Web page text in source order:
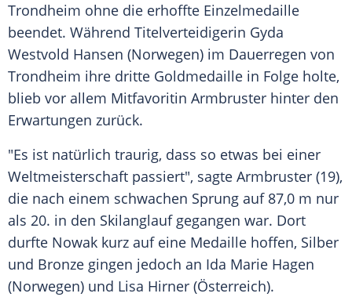
Trondheim ohne die erhoffte Einzelmedaille
beendet. Während Titelverteidigerin Gyda
Westvold Hansen (Norwegen) im Dauerregen von
Trondheim ihre dritte Goldmedaille in Folge holte,
blieb vor allem Mitfavoritin Armbruster hinter den
Erwartungen zurück.
"Es ist natürlich traurig, dass so etwas bei einer
Weltmeisterschaft passiert", sagte Armbruster (19),
die nach einem schwachen Sprung auf 87,0 m nur
als 20. in den Skilanglaufgegangen war. Dort
durfte Nowak kurz auf eine Medaille hoffen, Silber
und Bronze gingen jedoch an Ida Marie Hagen
(Norwegen) und Lisa Hirner (Österreich).